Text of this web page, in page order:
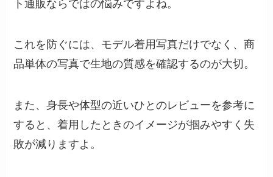
ト通販ならではの悩みですよね。
これを防ぐには、モデル着用写真だけでなく、商
品単体の写真で生地の質感を確認するのが大切。
また、身長や体型の近いひとのレビューを参考に
すると、着用したときのイメージが掴みやすく失
敗が減りますよ。